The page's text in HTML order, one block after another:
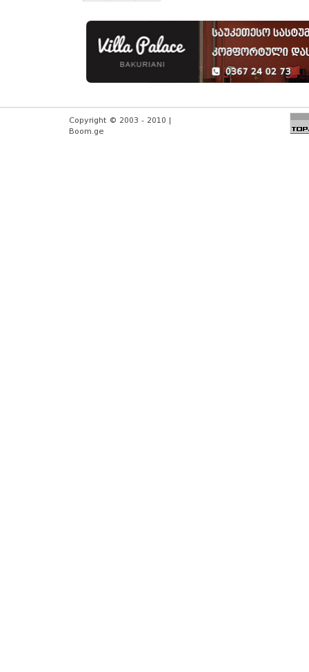
Copyright © 2003 - 2010 |
Boom.ge